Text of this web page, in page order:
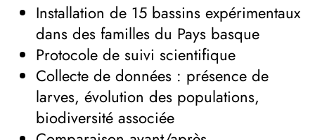
Installation de 15 bassins expérimentaux
dans des familles du Pays basque
Protocole de suivi scientifique
Collecte de données : présence de
larves, évolution des populations,
biodiversité associée